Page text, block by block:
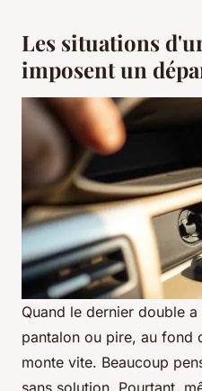
Les situations
imposent un
Quand le dernier double
pantalon ou pire, au fond
monte vite. Beaucoup